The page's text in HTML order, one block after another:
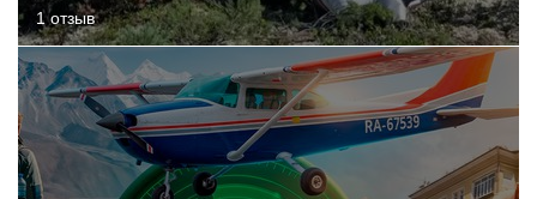
1 отзыв